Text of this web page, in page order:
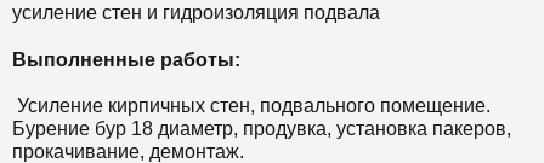
усиление стен и гидроизоляция подвала
Выполненные работы:
Усиление кирпичных стен, подвального помещение.
Бурение бур 18 диаметр, продувка, установка пакеров,
прокачивание, демонтаж.